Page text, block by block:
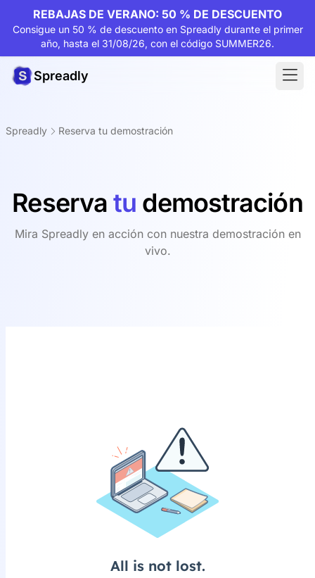
REBAJAS DE VERANO: 50 % DE DESCUENTO
Consigue un 50 % de descuento en Spreadly durante el primer
año, hasta el 31/08/26, con el código SUMMER26.
Spreadly
Spreadly Reserva tu demostración
Reservatu demostración
Mira Spreadly en acción con nuestra demostración en
vivo.